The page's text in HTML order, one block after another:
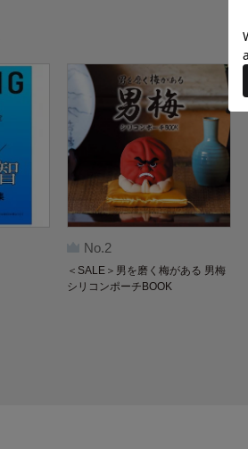
No.2
＜SALE＞男を磨く梅がある 男梅
シリコンポーチBOOK